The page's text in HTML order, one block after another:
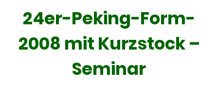
24er-Peking-Form-
2008 mit Kurzstock –
Seminar